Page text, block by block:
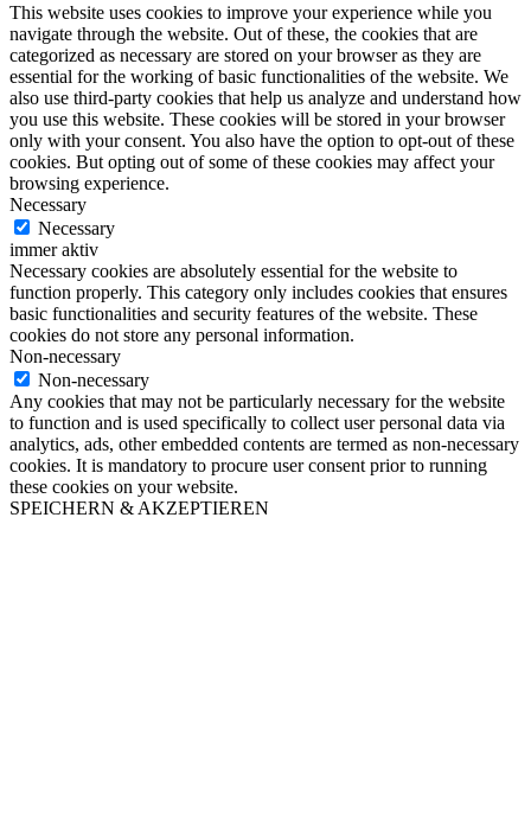
This website uses cookies to improve your experience while you
navigate through the website. Out of these, the cookies that are
categorized as necessary are stored on your browser as they are
essential for the working of basic functionalities of the website. We
also use third-party cookies that help us analyze and understand how
you use this website. These cookies will be stored in your browser
only with your consent. You also have the option to opt-out of these
cookies. But opting out of some of these cookies may affect your
browsing experience.
Necessary
Necessary
immer aktiv
Necessary cookies are absolutely essential for the website to
function properly. This category only includes cookies that ensures
basic functionalities and security features of the website. These
cookies do not store any personal information.
Non-necessary
Non-necessary
Any cookies that may not be particularly necessary for the website
to function and is used specifically to collect user personal data via
analytics, ads, other embedded contents are termed as non-necessary
cookies. It is mandatory to procure user consent prior to running
these cookies on your website.
SPEICHERN & AKZEPTIEREN